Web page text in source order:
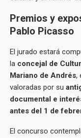
Premios y
Pablo Picasso
El jurado estará
la concejal de
Mariano de Andrés,
valoradas por su
documental e
antes del 1 de
El concurso